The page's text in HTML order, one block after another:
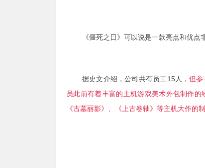
《僵死之日》可以说是一款亮点和优
据史文介绍，公司共有员工15人，但参
员此前有着丰富的主机游戏美术外包制作
《古墓丽影》、《上古卷轴》等主机大作的制